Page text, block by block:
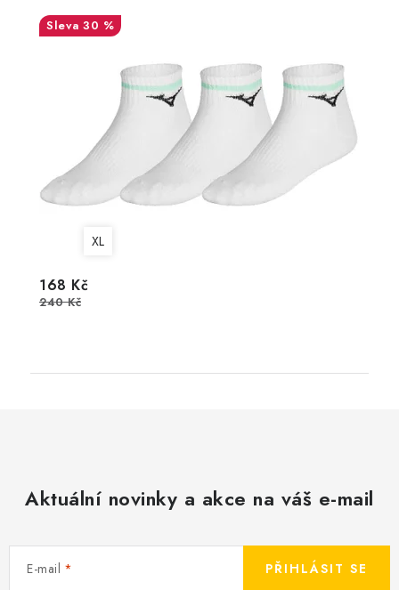
30 %
XL
168 Kč
240 Kč
Aktuální novinky a akce na váš e-mail
E-mail PŘIHLÁSIT SE